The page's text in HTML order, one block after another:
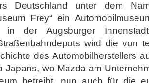
Deutschland unter dem
Frey“ ein
in der Augsburger
wird die von
des Automobilherstellers
Japans, wo Mazda am
betreibt, nun auch für die